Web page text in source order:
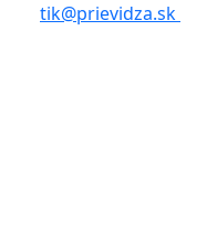
tik@prievidza.sk